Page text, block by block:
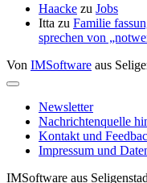
Haacke zu Jobs
Itta zu Familie
sprechen von
Von IMSoftware aus
Newsletter
Nachrichtenquelle
Kontakt und
Impressum und
IMSoftware aus